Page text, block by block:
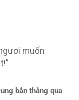
muốn
bắn thẳng qua